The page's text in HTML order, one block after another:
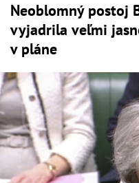
Neoblomný postoj
vyjadrila veľmi
v pláne